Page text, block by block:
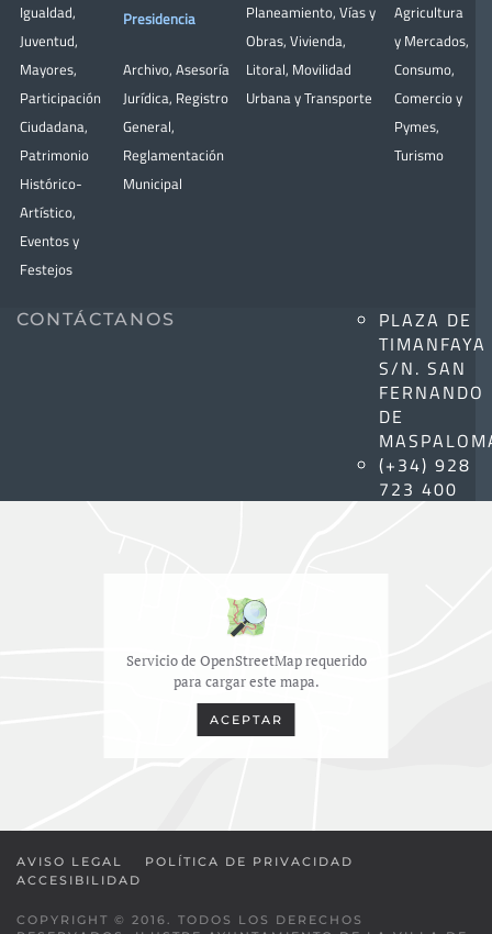
Igualdad,
Juventud,
Mayores,
Participación
Ciudadana,
Patrimonio
Histórico-
Artístico,
Eventos y
Festejos
Presidencia
Archivo, Asesoría
Jurídica, Registro
General,
Reglamentación
Municipal
Planeamiento, Vías y
Obras, Vivienda,
Litoral, Movilidad
Urbana y Transporte
Agricultura
y Mercados,
Consumo,
Comercio y
Pymes,
Turismo
CONTÁCTANOS
PLAZA DE
TIMANFAYA
S/N. SAN
FERNANDO
DE
(+34) 928
723 400
Servicio de OpenStreetMap requerido
para cargar este mapa.
ACEPTAR
AVISO LEGAL
POLÍTICA DE PRIVACIDAD
ACCESIBILIDAD
COPYRIGHT © 2016. TODOS LOS DERECHOS